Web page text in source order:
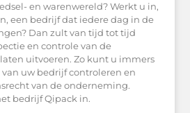
en warenwereld? Werkt u in,
een bedrijf dat iedere dag in de
Dan zult van tijd tot tijd
en controle van de
uitvoeren. Zo kunt u immers
uw bedrijf controleren en
van de onderneming.
bedrijf Qipack in.